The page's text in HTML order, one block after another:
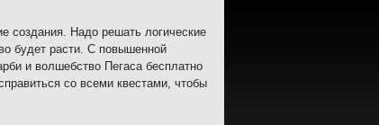
создания. Надо решать логические
будет расти. С повышенной
и волшебство Пегаса бесплатно
со всеми квестами, чтобы